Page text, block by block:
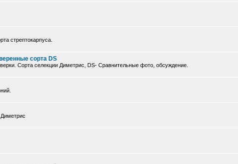
стрептокарпуса.
сорта DS
Сорта селекции Диметрис, DS- Сравнительные фото, обсуждение.